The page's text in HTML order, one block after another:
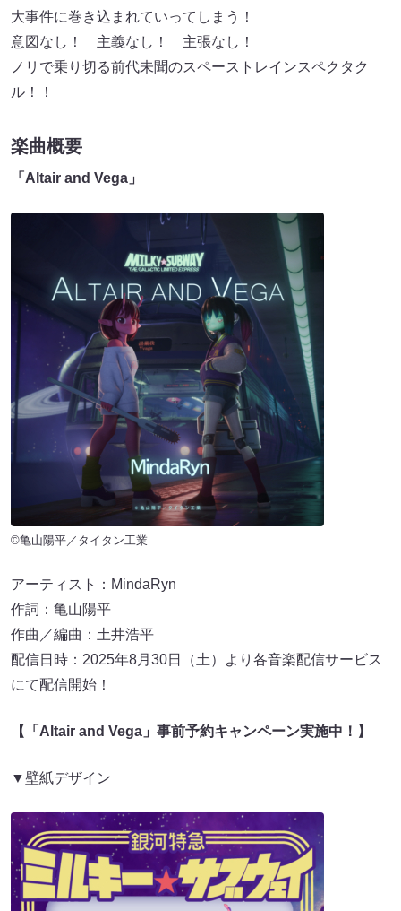
大事件に巻き込まれていってしまう！
意図なし！ 主義なし！ 主張なし！
ノリで乗り切る前代未聞のスペーストレインスペクタク
ル！！
楽曲概要
「Altair and Vega」
©亀山陽平／タイタン工業
アーティスト：MindaRyn
作詞：亀山陽平
作曲／編曲：土井浩平
配信日時：2025年8月30日（土）より各音楽配信サービス
にて配信開始！
【「Altair and Vega」事前予約キャンペーン実施中！】
▼壁紙デザイン